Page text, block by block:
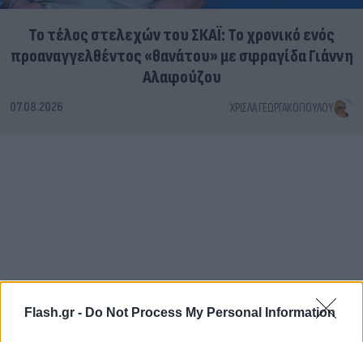
Flash.gr - Do Not Process My Personal Information
Το τέλος στελεχών του ΣΚΑΪ: Το χρονικό ενός
προαναγγελθέντος «θανάτου» με σφραγίδα Γιάννη
Αλαφούζου
07.08.2026 ΧΡΊΣΛΑ ΓΕΩΡΓΑΚΟΠΟΎΛΟΥ